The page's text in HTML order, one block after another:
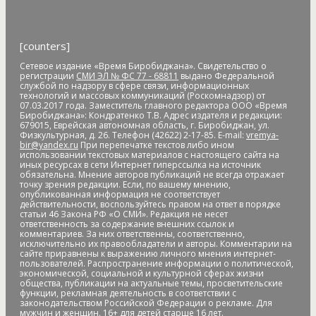
Банк Россиибанки
банковские_картыбанковский роумингбанкротство
барельефбаскетболБастакБастрыкинбатутБедность
бездомныебездомные животныебезналичные платежи
Безопасное колесо-2019безопасностьБезопасные и
качественные дорогибезработица белкабензинБеринг
Берл Лазарбесплатные лекарстваБессмертные дела
Бессмертный полкбесхозяйственностьбешенство
библиотекабизнесбизнес без поддержкибизнес-
омбудсменбиометрияБираБираканБирария
БиробидажанБиробиджанБиробиджан-2
Биробиджанская воспитательная колония
Биробиджанская таможняБиробиджанская ТЭЦ
Биробиджанский АрбатБиробиджанский военный
гарнизонный судБиробиджанский колледж культуры и
искусствБиробиджанский районБирофельдбиткоин
битумная ямабитумная_ямабитумное болотобитумные
[counters]
Сетевое издание «Время Биробиджана». Свидетельство о
регистрации СМИ ЭЛ № ФС 77 - 68811 выдано Федеральной
службой по надзору в сфере связи, информационных
технологий и массовых коммуникаций (Роскомнадзор) от
07.03.2017 года. Заместитель главного редактора ООО «Время
Биробиджана»: Кондратенко Т.В. Адрес издателя и редакции:
679015, Еврейская автономная область, г. Биробиджан, ул.
Физкультурная, д. 26. Телефон (42622) 2-17-85. E-mail: vremya-
bir@yandex.ru При перепечатке текстов либо ином
использовании текстовых материалов с настоящего сайта на
иных ресурсах в сети Интернет гиперссылка на источник
обязательна. Мнение авторов публикаций не всегда отражает
точку зрения редакции. Если, по вашему мнению,
опубликованная информация не соответствует
действительности, воспользуйтесь правом на ответ в порядке
статьи 46 Закона РФ «О СМИ». Редакция не несет
ответственность за содержание внешних ссылок и
комментариев. За них ответственны, соответственно,
исключительно их правообладатели и авторы. Комментарии на
сайте приравнены к выражению личного мнения интернет-
пользователей. Распространение информации о политической,
экономической, социальной и культурной сферах жизни
общества, публикации на актуальные темы, просветительские
функции, рекламная деятельность в соответствии с
законодательством Российской Федерации о рекламе. Для
мужчин и женщин. 16+ для детей старше 16 лет.